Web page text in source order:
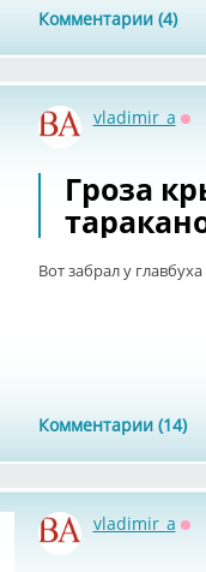
Комментарии (4)
vladimir_a
Гроза
Вот забрал у
Комментарии (14)
vladimir_a